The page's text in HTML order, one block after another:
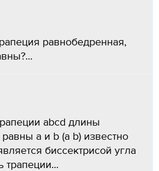
равнобедренная,
abcd длины
a и b (a b) известно
биссектрисой угла
трапеции...